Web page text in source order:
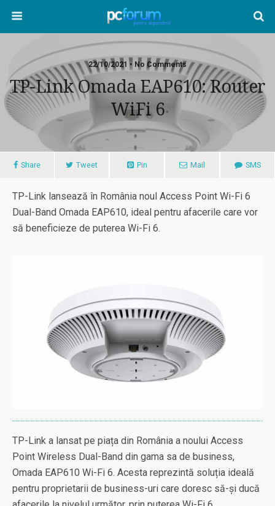
22/10/2021 • No Comments
TP-Link Omada EAP610: Router
WiFi 6
Share Tweet Pin Mail SMS
TP-Link lansează în România noul Access Point Wi-Fi 6
Dual-Band Omada EAP610, ideal pentru afacerile care vor
să beneficieze de puterea Wi-Fi 6.
TP-Link a lansat pe piața din România a noului Access
Point Wireless Dual-Band din gama sa de business,
Omada EAP610 Wi-Fi 6. Acesta reprezintă soluția ideală
pentru proprietarii de business-uri care doresc să-și ducă